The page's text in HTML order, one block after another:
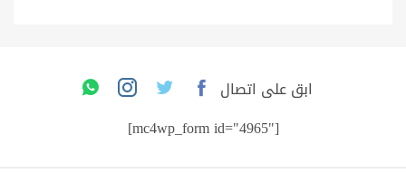
ابق على اتصال
[mc4wp_form id="4965"]